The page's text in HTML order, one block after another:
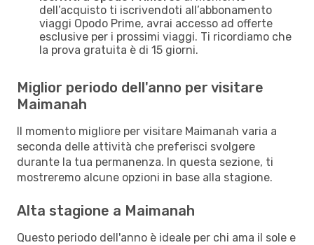
dell’acquisto ti iscrivendoti all’abbonamento
viaggi Opodo Prime, avrai accesso ad offerte
esclusive per i prossimi viaggi. Ti ricordiamo che
la prova gratuita è di 15 giorni.
Miglior periodo dell'anno per visitare
Maimanah
Il momento migliore per visitare Maimanah varia a
seconda delle attività che preferisci svolgere
durante la tua permanenza. In questa sezione, ti
mostreremo alcune opzioni in base alla stagione.
Alta stagione a Maimanah
Questo periodo dell'anno è ideale per chi ama il sole e